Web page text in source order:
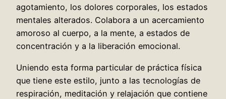
agotamiento, los dolores corporales, los estados
mentales alterados. Colabora a un acercamiento
amoroso al cuerpo, a la mente, a estados de
concentración y a la liberación emocional.
Uniendo esta forma particular de práctica física
que tiene este estilo, junto a las tecnologías de
respiración, meditación y relajación que contiene